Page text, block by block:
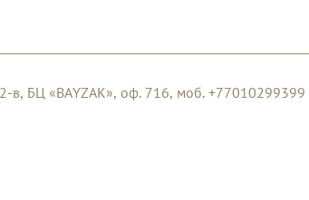
в, БЦ «BAYZAK», оф. 716, моб. +77010299399